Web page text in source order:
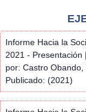
Informe Hacia la
2021 - Presentación
por: Castro Obando,
Publicado: (2021)